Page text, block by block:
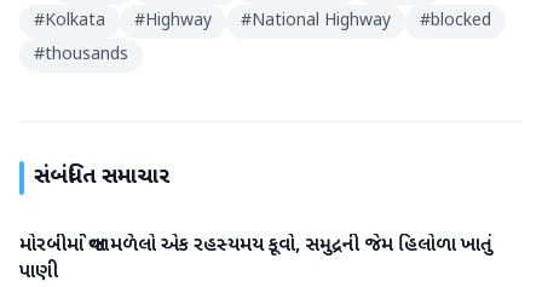
#Kolkata #Highway #National Highway #blocked
#thousands
સંબંધિત સમાચાર
રાષ્ટ્રીય
મોરબીમાં જોવા મળેલો એક રહસ્યમય કૂવો, સમુદ્રની જેમ હિલોળા ખાતું
પાણી